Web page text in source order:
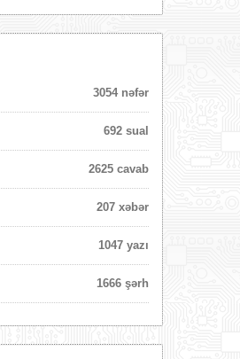
3054 nəfər
692 sual
2625 cavab
207 xəbər
1047 yazı
1666 şərh